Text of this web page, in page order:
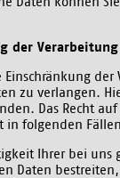
der Verarbeitung
Einschränkung der
zu verlangen.
Das Recht
in folgenden
Ihrer bei uns
Daten